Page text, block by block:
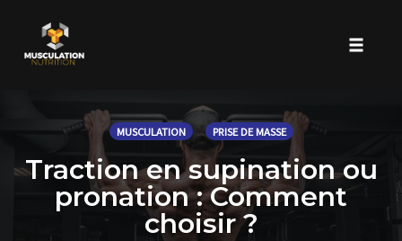
MUSCULATION PRISE DE MASSE
Traction en supination ou
pronation : Comment
choisir ?